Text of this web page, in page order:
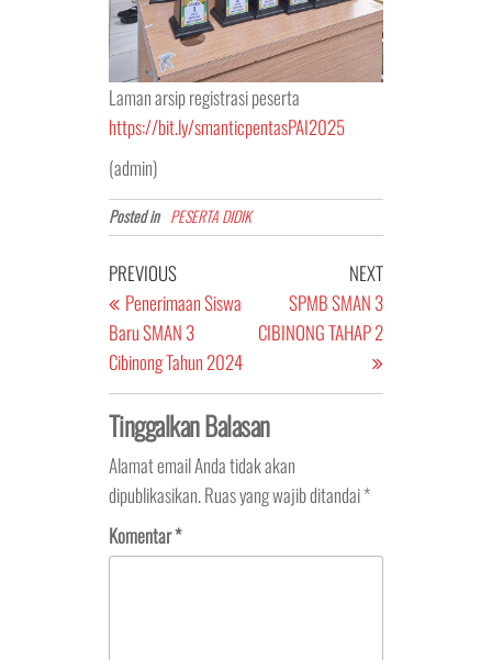
Laman arsip registrasi peserta
https://bit.ly/smanticpentasPAI2025
(admin)
Posted in PESERTA DIDIK
Navigasi
pos
Previous
Post
PREVIOUS
Penerimaan Siswa
Baru SMAN 3
Cibinong Tahun 2024
Next
Post
NEXT
SPMB SMAN 3
CIBINONG TAHAP 2
Tinggalkan Balasan
Alamat email Anda tidak akan
dipublikasikan.Ruas yang wajib ditandai*
Komentar*